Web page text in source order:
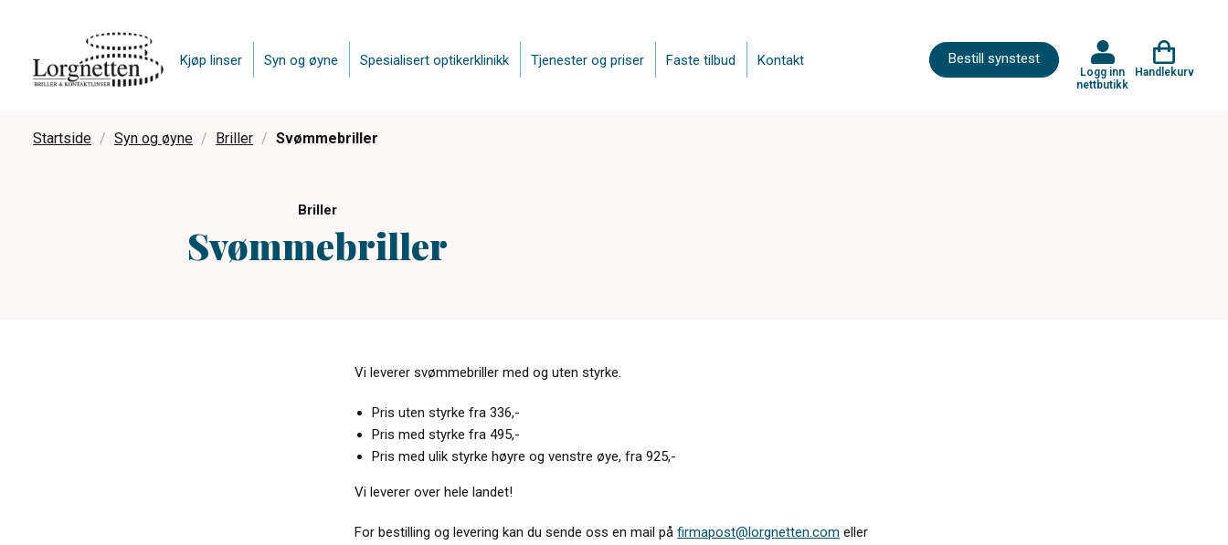
Bestill synstest
Kjøp linser Syn og øyne Spesialisert optikerklinikk Tjenester og priser Faste tilbud Kontakt
Logg inn
nettbutikk
Handlekurv
Startside Syn og øyne Briller Svømmebriller
Briller
Svømmebriller
Vi leverer svømmebriller med og uten styrke.
Pris uten styrke fra 336,-
Pris med styrke fra 495,-
Pris med ulik styrke høyre og venstre øye, fra 925,-
Vi leverer over hele landet!
For bestilling og levering kan du sende oss en mail påfirmapost@lorgnetten.com eller